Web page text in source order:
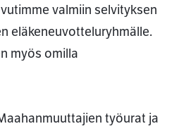
valmiin selvityksen
eläkeneuvotteluryhmälle.
myös omilla
työurat ja